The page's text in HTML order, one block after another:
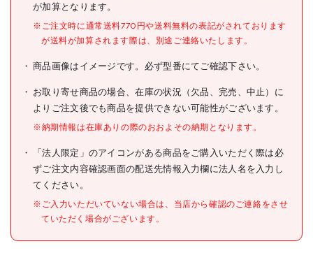
JANコード 4989999190861
●品名:プランジャーワッシャ
●適合機種:PG-480
材質/仕上 ●スチール
原産国
セット内容/付属品
注意事項 ●提供不可:chemSHERPA
組立品
が加算となります。
※ご注文時に通常送料770円や送料無料の表記がされております
が送料が加算されます際は、別途ご連絡いたします。
商品画像はイメージです。必ず型番にてご確認下さい。
お取り寄せ商品の場合、在庫の状況（欠品、完売、中止）に
よりご注文後でも商品を提供できない可能性がございます。
※納期情報は在庫ありの際のおおよその納期となります。
「法人限定」のアイコンがある商品をご購入いただく際は必
ずご注文内容確認画面の配送先情報入力欄に法人名を入力し
てください。
※ご入力いただいていない場合は、当店から確認のご連絡をさせ
ていただく場合がございます。